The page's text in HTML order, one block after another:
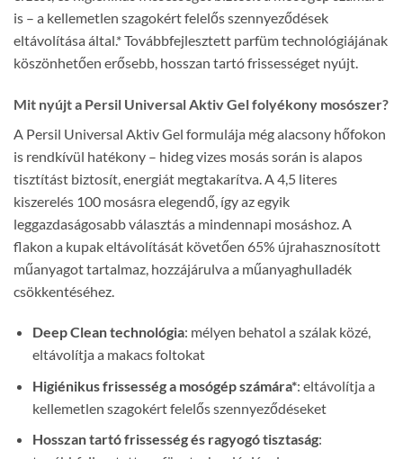
is – a kellemetlen szagokért felelős szennyeződések
eltávolítása által.* Továbbfejlesztett parfüm technológiájának
köszönhetően erősebb, hosszan tartó frissességet nyújt.
Mit nyújt a Persil Universal Aktiv Gel folyékony mosószer?
A Persil Universal Aktiv Gel formulája még alacsony hőfokon
is rendkívül hatékony – hideg vizes mosás során is alapos
tisztítást biztosít, energiát megtakarítva. A 4,5 literes
kiszerelés 100 mosásra elegendő, így az egyik
leggazdaságosabb választás a mindennapi mosáshoz. A
flakon a kupak eltávolítását követően 65% újrahasznosított
műanyagot tartalmaz, hozzájárulva a műanyaghulladék
csökkentéséhez.
Deep Clean technológia: mélyen behatol a szálak közé,
eltávolítja a makacs foltokat
Higiénikus frissesség a mosógép számára*: eltávolítja a
kellemetlen szagokért felelős szennyeződéseket
Hosszan tartó frissesség és ragyogó tisztaság: